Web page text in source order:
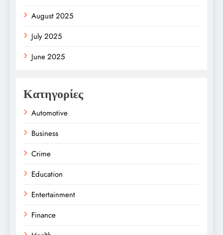
August 2025
July 2025
June 2025
Κατηγορίες
Automotive
Business
Crime
Education
Entertainment
Finance